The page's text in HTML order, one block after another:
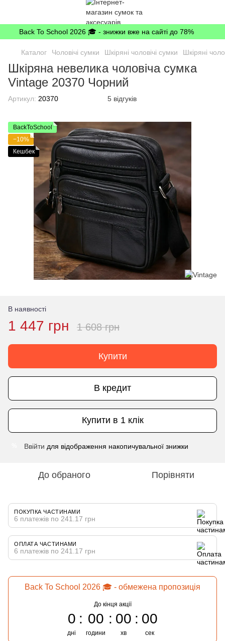
Back To School 2026 🎓 - знижки вже на сайті до 78%
Каталог Чоловічі сумки Шкіряні чоловічі сумки Шкіряні
Шкіряна невелика чоловіча сумка
Vintage 20370 Чорний
Артикул: 20370 5 відгуків
BackToSchool
−10%
Кешбек
В наявності
1 447 грн 1 608 грн
Купити
В кредит
Купити в 1 клік
Ввійти для відображення накопичувальної знижки
До обраного Порівняти
ПОКУПКА ЧАСТИНАМИ
6 платежів по 241.17 грн
ОПЛАТА ЧАСТИНАМИ
6 платежів по 241.17 грн
Back To School 2026 🎓 - обмежена пропозиція
До кінця акції
0
дні
00
години
00
хв
00
сек